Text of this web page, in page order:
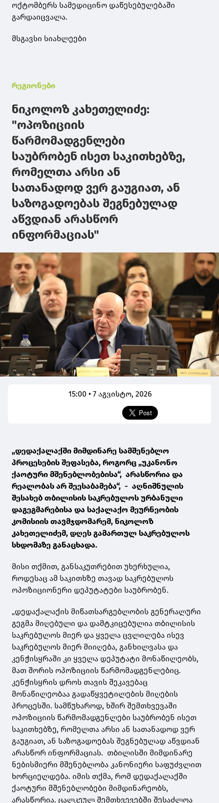
ოქტომბერს სამედიცინო დაწესებულებაში
გარდაიცვალა.
მსგავსი სიახლეები
რეგიონები
ნიკოლოზ კახეთელიძე:
"ოპოზიციის
წარმომადგენლები
საუბრობენ ისეთ საკითხებზე,
რომელთა არსი ან
სათანადოდ ვერ გაუგიათ, ან
საზოგადოებას შეგნებულად
აწვდიან არასწორ
ინფორმაციას"
15:00 • 7 აგვისტო, 2026
„დედაქალაქში მიმდინარე სამშენებლო
პროცესების შეფასება, როგორც „უკანონო
ქაოტური მშენებლობებისა“, არასწორია და
რეალობას არ შეესაბამება“, - აღნიშნულის
შესახებ თბილისის საკრებულოს ურბანული
დაგეგმარებისა და საქალაქო მეურნეობის
კომისიის თავმჯდომარემ, ნიკოლოზ
კახეთელიძემ, დღეს გამართულ საკრებულოს
სხდომაზე განაცხადა.
მისი თქმით, განსაკუთრებით უხერხულია,
როდესაც ამ საკითხზე თავად საკრებულოს
ოპოზიციონერი დეპუტატები საუბრობენ.
„დედაქალაქის მიწათსარგებლობის გენერალური
გეგმა მიღებული და დამტკიცებულია თბილისის
საკრებულოს მიერ და ყველა ცვლილება ისევ
საკრებულოს მიერ მიიღება, განხილვასა და
კენჭისყრაში კი ყველა დეპუტატი მონაწილეობს,
მათ შორის ოპოზიციის წარმომადგენლებიც.
კენჭისყრის დროს თავის შეკავებაც
მონაწილეობაა გადაწყვეტილების მიღების
პროცესში. სამწუხაროდ, ხშირ შემთხვევაში
ოპოზიციის წარმომადგენლები საუბრობენ ისეთ
საკითხებზე, რომელთა არსი ან სათანადოდ ვერ
გაუგიათ, ან საზოგადოებას შეგნებულად აწვდიან
არასწორ ინფორმაციას. თბილისში მიმდინარე
ნებისმიერი მშენებლობა კანონიერი საფუძვლით
ხორციელდება. იმის თქმა, რომ დედაქალაქში
ქაოტური მშენებლობები მიმდინარეობს,
არასწორია. ცალკეულ შემთხვევებში შესაძლოა